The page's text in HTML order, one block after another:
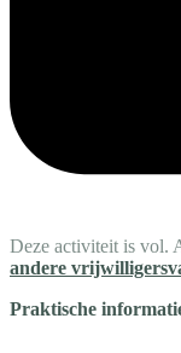
Deze activiteit is vol.
andere
Praktische